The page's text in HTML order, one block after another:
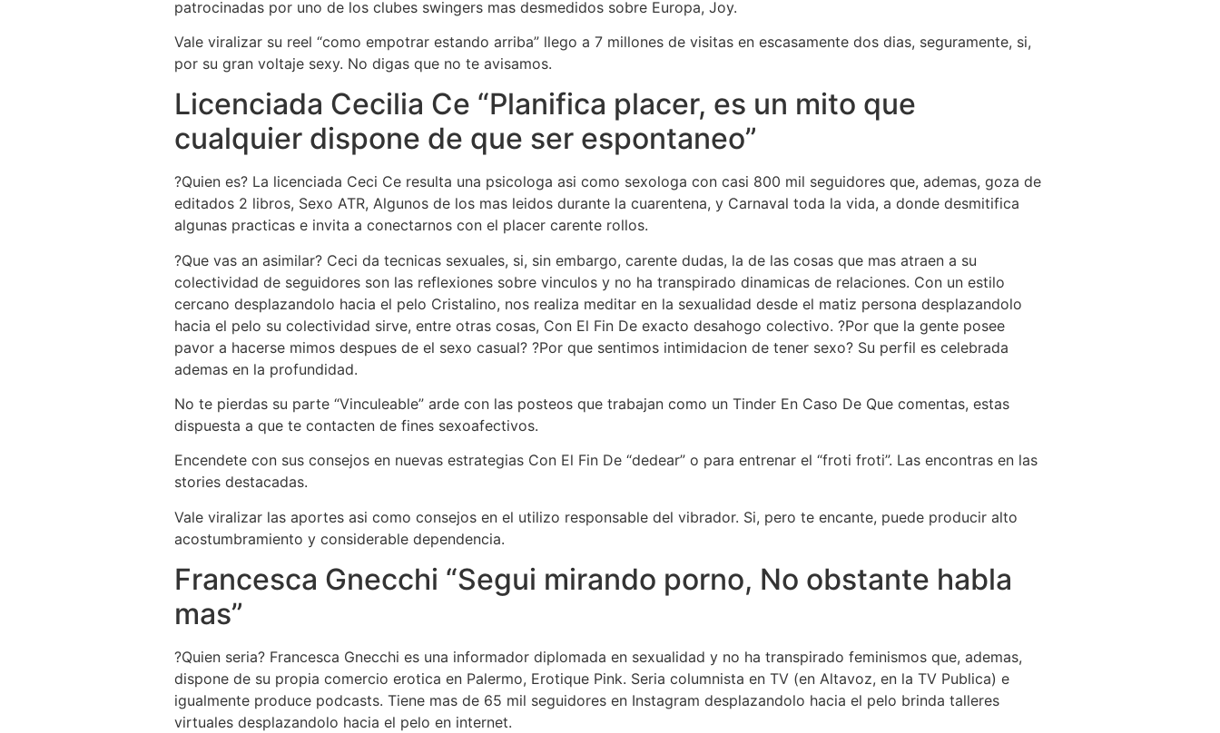
patrocinadas por uno de los clubes swingers mas desmedidos sobre Europa, Joy.
Vale viralizar su reel “como empotrar estando arriba” llego a 7 millones de visitas en escasamente dos dias, seguramente, si,
por su gran voltaje sexy. No digas que no te avisamos.
Licenciada Cecilia Ce “Planifica placer, es un mito que
cualquier dispone de que ser espontaneo”
?Quien es? La licenciada Ceci Ce resulta una psicologa asi­ como sexologa con casi 800 mil seguidores que, ademas, goza de
editados 2 libros, Sexo ATR, Algunos de los mas leidos durante la cuarentena, y Carnaval toda la vida, a donde desmitifica
algunas practicas e invita a conectarnos con el placer carente rollos.
?Que vas an asimilar? Ceci da tecnicas sexuales, si, sin embargo, carente dudas, la de las cosas que mas atraen a su
colectividad de seguidores son las reflexiones sobre vinculos y no ha transpirado dinamicas de relaciones. Con un estilo
cercano desplazandolo hacia el pelo Cristalino, nos realiza meditar en la sexualidad desde el matiz persona desplazandolo
hacia el pelo su colectividad sirve, entre otras cosas, Con El Fin De exacto desahogo colectivo. ?Por que la gente posee
pavor a hacerse mimos despues de el sexo casual? ?Por que sentimos intimidacion de tener sexo? Su perfil es celebrada
ademas en la profundidad.
No te pierdas su parte “Vinculeable” arde con las posteos que trabajan como un Tinder En Caso De Que comentas, estas
dispuesta a que te contacten de fines sexoafectivos.
Encendete con sus consejos en nuevas estrategi­as Con El Fin De “dedear” o para entrenar el “froti froti”. Las encontras en las
stories destacadas.
Vale viralizar las aportes asi­ como consejos en el utilizo responsable del vibrador. Si, pero te encante, puede producir alto
acostumbramiento y considerable dependencia.
Francesca Gnecchi “Segui mirando porno, No obstante habla
mas”
?Quien seri­a? Francesca Gnecchi es una informador diplomada en sexualidad y no ha transpirado feminismos que, ademas,
dispone de su propia comercio erotica en Palermo, Erotique Pink. Seri­a columnista en TV (en Altavoz, en la TV Publica) e
igualmente produce podcasts. Tiene mas de 65 mil seguidores en Instagram desplazandolo hacia el pelo brinda talleres
virtuales desplazandolo hacia el pelo en internet.